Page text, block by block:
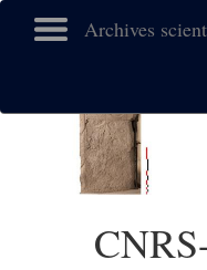
Archives